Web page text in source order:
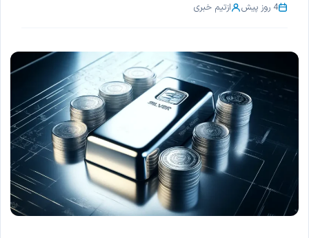
4 روز پیش ازتیم خبری